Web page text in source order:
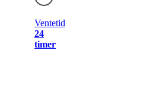
Ventetid
24
timer